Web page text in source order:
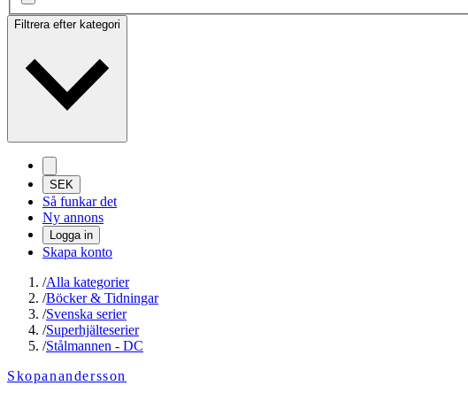
Filtrera efter kategori
SEK
Så funkar det
Ny annons
Logga in
Skapa konto
/Alla kategorier
/Böcker & Tidningar
/Svenska serier
/Superhjälteserier
/Stålmannen - DC
Skopanandersson